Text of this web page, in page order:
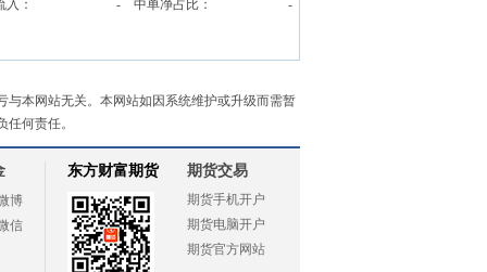
： - 中单净占比：
-
本网站无关。本网站如因系统维护或升级而需暂
何责任。
博
信
东方财富期货 期货交易
期货手机开户
期货电脑开户
期货官方网站